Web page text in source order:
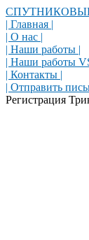
| Главная |
| О нас |
| Наши работы |
| Наши работы
| Контакты |
| Отправить
Регистрация